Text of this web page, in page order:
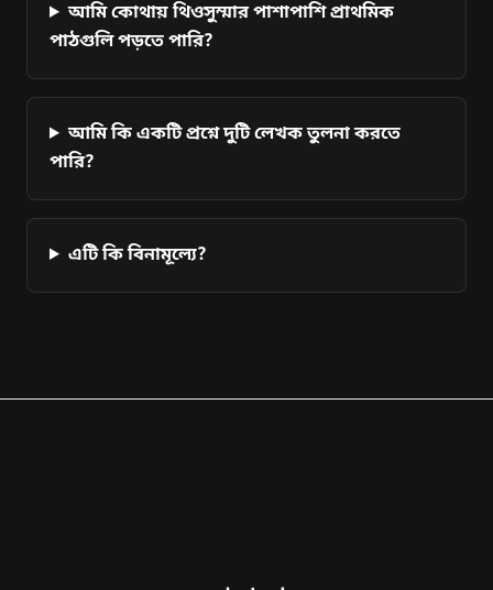
আমি কোথায় থিওসুম্মার পাশাপাশি প্রাথমিক
পাঠগুলি পড়তে পারি?
আমি কি একটি প্রশ্নে দুটি লেখক তুলনা করতে
পারি?
এটি কি বিনামূল্যে?